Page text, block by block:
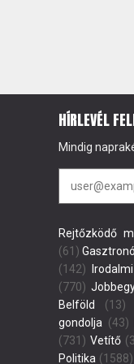
HÍRLEVÉL
Mindig
Rejtőzködő
(61)
(142)
(770)
Belföld
(13)
gondolja (43)
(731) Vetítő
Politika (1588)